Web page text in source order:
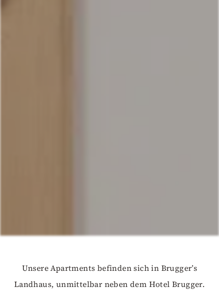
Unsere Apartments befinden sich in Brugger’s
Landhaus, unmittelbar neben dem Hotel Brugger.